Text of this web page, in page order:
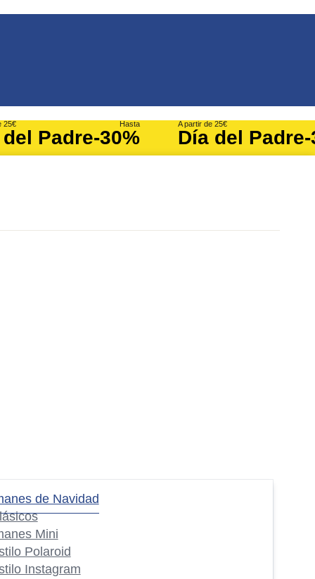
25€
Padre
Hasta
-30%
A partir de 25€
Día del Padre
de Navidad
Mini
Polaroid
Instagram